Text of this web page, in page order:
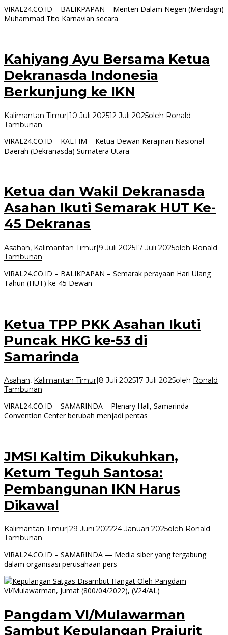
VIRAL24.CO.ID – BALIKPAPAN – Menteri Dalam Negeri (Mendagri)
Muhammad Tito Karnavian secara
Kahiyang Ayu Bersama Ketua
Dekranasda Indonesia
Berkunjung ke IKN
Kalimantan Timur|10 Juli 202512 Juli 2025oleh Ronald
Tambunan
VIRAL24.CO.ID – KALTIM – Ketua Dewan Kerajinan Nasional
Daerah (Dekranasda) Sumatera Utara
Ketua dan Wakil Dekranasda
Asahan Ikuti Semarak HUT Ke-
45 Dekranas
Asahan, Kalimantan Timur|9 Juli 202517 Juli 2025oleh Ronald
Tambunan
VIRAL24.CO.ID – BALIKPAPAN – Semarak perayaan Hari Ulang
Tahun (HUT) ke-45 Dewan
Ketua TPP PKK Asahan Ikuti
Puncak HKG ke-53 di
Samarinda
Asahan, Kalimantan Timur|8 Juli 202517 Juli 2025oleh Ronald
Tambunan
VIRAL24.CO.ID – SAMARINDA – Plenary Hall, Samarinda
Convention Center berubah menjadi pentas
JMSI Kaltim Dikukuhkan,
Ketum Teguh Santosa:
Pembangunan IKN Harus
Dikawal
Kalimantan Timur|29 Juni 202224 Januari 2025oleh Ronald
Tambunan
VIRAL24.CO.ID – SAMARINDA — Media siber yang tergabung
dalam organisasi perusahaan pers
Pangdam VI/Mulawarman
Sambut Kepulangan Prajurit